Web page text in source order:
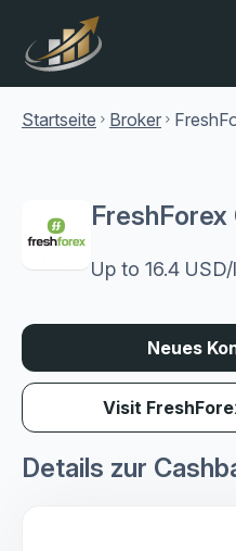
Startseite chevron_right Broker chevron_right
Up to 16.4
Neues
Visit
Details zur